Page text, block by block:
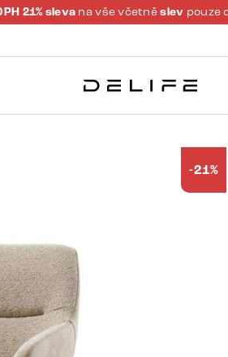
21% sleva na vše včetněslev pouze
-21%